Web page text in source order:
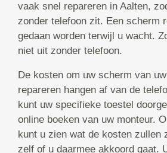
vaak snel repareren in Aalten,
zonder telefoon zit. Een scherm
gedaan worden terwijl u wacht.
niet uit zonder telefoon.
De kosten om uw scherm van
repareren hangen af van de
kunt uw specifieke toestel
online boeken van uw monteur.
kunt u zien wat de kosten zullen
zelf of u daarmee akkoord gaat.